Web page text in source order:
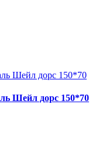
Шейл дорс 150*70